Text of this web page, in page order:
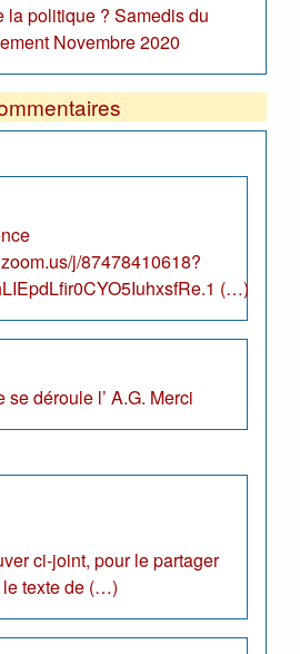
la politique ? Samedis du
Novembre 2020
j/87478410618?
(…)
déroule l’ A.G. Merci
ci-joint, pour le partager
texte de (…)